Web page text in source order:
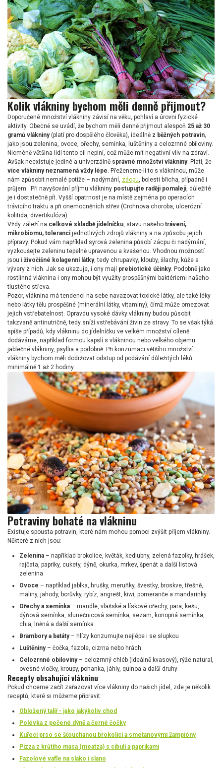
Kolik vlákniny bychom měli denně přijmout?
Doporučené množství vlákniny závisí na věku, pohlaví a úrovni fyzické
aktivity. Obecně se uvádí, že bychom měli denně přijmout alespoň 25 až 30
gramů vlákniny(platí pro dospělého člověka), ideálně z běžných potravin,
jako jsou zelenina, ovoce, ořechy, semínka, luštěniny a celozrnné obiloviny.
Nicméně většina lidí tento cíl neplní, což může mít negativní vliv na zdraví.
Avšak neexistuje jediné a univerzálně správné množství vlákniny. Platí, že
více vlákniny neznamená vždy lépe. Přeženeme-li to s vlákninou, může
nám způsobit nemalé potíže – nadýmání, zácpu, bolesti břicha, případně i
průjem. Při navyšování příjmu vlákniny postupujte raději pomaleji, důležité
je i dostatečně pít. Vyšší opatrnost je na místě zejména po operacích
trávicího traktu a při onemocněních střev (Crohnova choroba, ulcerózní
kolitida, divertikulóza).
Vždy záleží na celkové skladbě jídelníčku, stavu našeho trávení,
mikrobiomu, toleranci jednotlivých zdrojů vlákniny a na způsobu jejich
přípravy. Pokud vám například syrová zelenina působí zácpu či nadýmání,
vyzkoušejte zeleninu tepelně upravenou a kvašenou. Vhodnou možností
jsou i živočišné kolagenní látky, tedy chrupavky, klouby, šlachy, kůže a
vývary z nich. Jak se ukazuje, i ony mají prebiotické účinky. Podobně jako
rostlinná vláknina i ony mohou být využity prospěšnými baktériemi našeho
tlustého střeva.
Pozor, vláknina má tendenci na sebe navazovat toxické látky, ale také léky
nebo látky tělu prospěšné (minerální látky, vitaminy), čímž může omezovat
jejich vstřebatelnost. Opravdu vysoké dávky vlákniny budou působit
takzvaně antinutričně, tedy sníží vstřebávání živin ze stravy. To se však týká
spíše případů, kdy vlákninu do jídelníčku ve velkém množství cíleně
dodáváme, například formou kapslí s vlákninou nebo velkého objemu
jablečné vlákniny, psyllia a podobně. Při konzumaci většího množství
vlákniny bychom měli dodržovat odstup od podávání důležitých léků
minimálně 1 až 2 hodiny.
Potraviny bohaté na vlákninu
Existuje spousta potravin, které nám mohou pomoci zvýšit příjem vlákniny.
Některé z nich jsou:
Zelenina – například brokolice, květák, kedlubny, zelená fazolky, hrášek,
rajčata, papriky, cukety, dýně, okurka, mrkev, špenát a další listová
zelenina
Ovoce – například jablka, hrušky, meruňky, švestky, broskve, třešně,
maliny, jahody, borůvky, rybíz, angrešt, kiwi, pomeranče a mandarinky
Ořechy a semínka – mandle, vlašské a lískové ořechy, para, kešu,
dýňová semínka, slunečnicová semínka, sezam, konopná semínka,
chia, lněná a další semínka
Brambory a batáty– hlízy konzumujte nejlépe i se slupkou
Luštěniny– čočka, fazole, cizrna nebo hrách
Celozrnné obiloviny– celozrnný chléb (ideálně kvasový), rýže natural,
ovesné vločky, kroupy, pohanka, jáhly, quinoa a další druhy
Recepty obsahující vlákninu
Pokud chceme začít zařazovat více vlákniny do našich jídel, zde je několik
receptů, které si můžeme připravit:
Obložený talíř - jako jakýkoliv chod
Polévka z pečené dýně a černé čočky
Kuřecí prso se šťouchanou brokolicí a smetanovými žampióny
Pizza z krůtího masa (meatza) s cibulí a paprikami
Fazolové vafle na slako i slano